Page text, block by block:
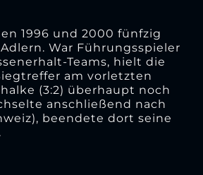
1996 und 2000 fünfzig
War Führungsspieler
Teams, hielt die
am vorletzten
(3:2) überhaupt noch
anschließend nach
beendete dort seine